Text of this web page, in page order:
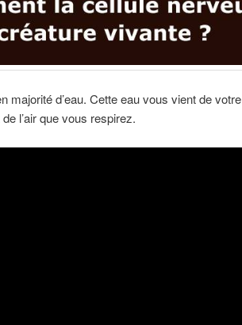
d’eau. Cette eau vous vient de votre
l’air que vous respirez.